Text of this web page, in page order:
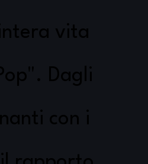
vita
Dagli
con i